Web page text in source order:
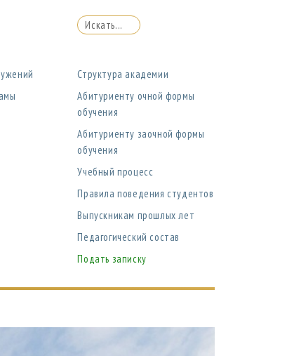
Структура академии
Абитуриенту очной формы
обучения
Абитуриенту заочной формы
обучения
Учебный процесс
Правила поведения студентов
Выпускникам прошлых лет
Педагогический состав
Подать записку